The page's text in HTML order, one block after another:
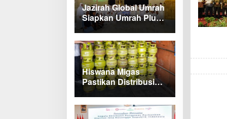
Jazirah Global Umrah
Siapkan Umrah Plus
Turki dan Lima Paket
Baru 2027
Hiswana Migas
Pastikan Distribusi
Gas Melon di
Indramayu Tetap
Lancar